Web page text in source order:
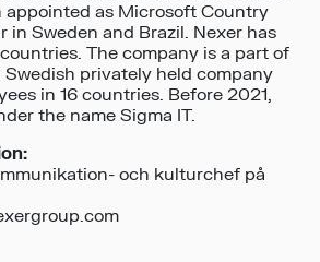
appointed as Microsoft Country
in Sweden and Brazil. Nexer has
The company is a part of
privately held company
in 16 countries. Before 2021,
the name Sigma IT.
och kulturchef på